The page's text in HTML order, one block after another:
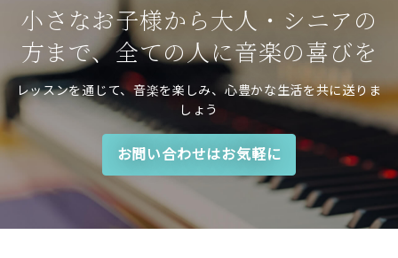
小さなお子様から大人・シニアの
方まで、全ての人に音楽の喜びを
レッスンを通じて、音楽を楽しみ、心豊かな生活を共に送りま
しょう
お問い合わせはお気軽に